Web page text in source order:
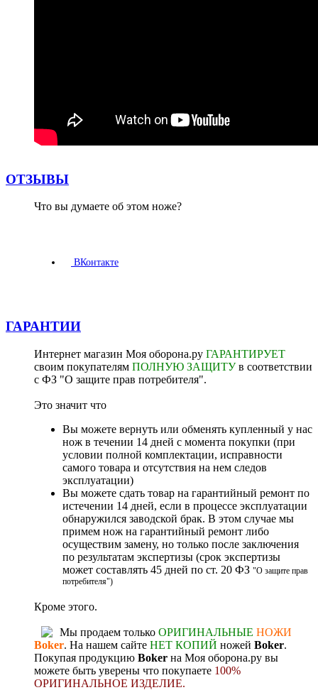
ОТЗЫВЫ
Что вы думаете об этом ноже?
ВКонтакте
ГАРАНТИИ
Интернет магазин Моя оборона.ру ГАРАНТИРУЕТ
своим покупателям ПОЛНУЮ ЗАЩИТУв соответствии
с ФЗ "О защите прав потребителя".
Это значит что
Вы можете вернуть или обменять купленный у нас
нож в течении 14 дней с момента покупки (при
условии полной комплектации, исправности
самого товара и отсутствия на нем следов
эксплуатации)
Вы можете сдать товар на гарантийный ремонт по
истечении 14 дней, если в процессе эксплуатации
обнаружился заводской брак. В этом случае мы
примем нож на гарантийный ремонт либо
осуществим замену, но только после заключения
по результатам экспертизы (срок экспертизы
может составлять 45 дней по ст. 20 ФЗ "О защите прав
потребителя")
Кроме этого.
Мы продаем только ОРИГИНАЛЬНЫЕ НОЖИ
Boker. На нашем сайте НЕТ КОПИЙ ножей Boker.
Покупая продукцию Boker на Моя оборона.ру вы
можете быть уверены что покупаете 100%
ОРИГИНАЛЬНОЕ ИЗДЕЛИЕ.